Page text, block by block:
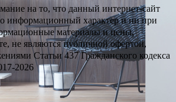
на то, что данный интернет-сайт
информационный характер и ни при
материалы и цены,
не являются публичной офертой,
Статьи 437 Гражданского кодекса
2026